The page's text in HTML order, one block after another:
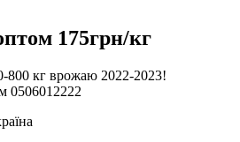
175грн/кг
800 кг врожаю 2022-2023!
0506012222